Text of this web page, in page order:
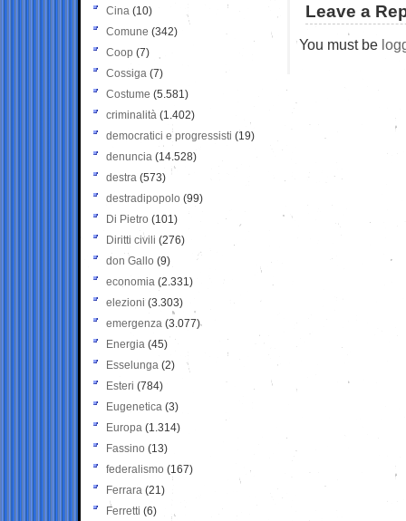
Leave a
You must be
Cina (10)
Comune (342)
Coop (7)
Cossiga (7)
Costume (5.581)
criminalità (1.402)
democratici e progressisti (19)
denuncia (14.528)
destra (573)
destradipopolo (99)
Di Pietro (101)
Diritti civili (276)
don Gallo (9)
economia (2.331)
elezioni (3.303)
emergenza (3.077)
Energia (45)
Esselunga (2)
Esteri (784)
Eugenetica (3)
Europa (1.314)
Fassino (13)
federalismo (167)
Ferrara (21)
Ferretti (6)